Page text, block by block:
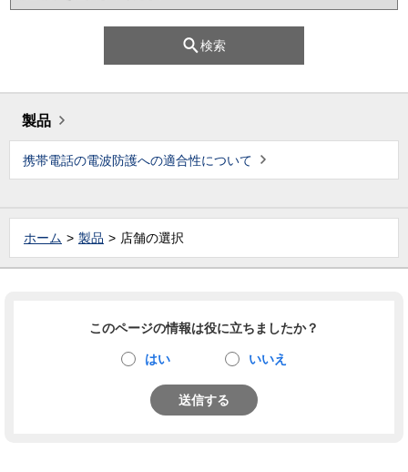
検索
製品
携帯電話の電波防護への適合性について
ホーム 製品 店舗の選択
このページの情報は役に立ちましたか？
はい いいえ
送信する